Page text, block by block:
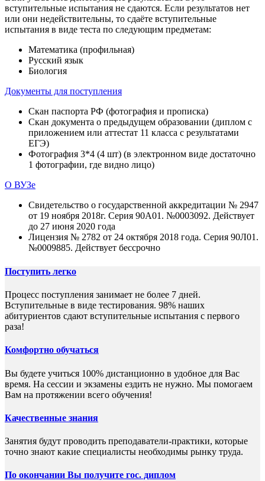
вступительные испытания не сдаются. Если результатов нет
или они недействительны, то сдаёте вступительные
испытания в виде теста по следующим предметам:
Математика (профильная)
Русский язык
Биология
Документы для поступления
Скан паспорта РФ (фотография и прописка)
Скан документа о предыдущем образовании (диплом с
приложением или аттестат 11 класса с результатами
ЕГЭ)
Фотография 3*4 (4 шт) (в электронном виде достаточно
1 фотографии, где видно лицо)
О ВУЗе
Свидетельство о государственной аккредитации № 2947
от 19 ноября 2018г. Серия 90А01. №0003092. Действует
до 27 июня 2020 года
Лицензия № 2782 от 24 октября 2018 года. Серия 90Л01.
№0009885. Действует бессрочно
Поступить легко
Процесс поступления занимает не более 7 дней.
Вступительные в виде тестирования. 98% наших
абитуриентов сдают вступительные испытания с первого
раза!
Комфортно обучаться
Вы будете учиться 100% дистанционно в удобное для Вас
время. На сессии и экзамены ездить не нужно. Мы помогаем
Вам на протяжении всего обучения!
Качественные знания
Занятия будут проводить преподаватели-практики, которые
точно знают какие специалисты необходимы рынку труда.
По окончании Вы получите гос. диплом